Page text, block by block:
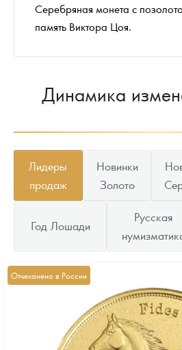
Серебряная монета с
память Виктора Цоя.
Динамика
Лидеры
продаж
Новинки
Золото
Год Лошади
Русская
Отчеканено в России